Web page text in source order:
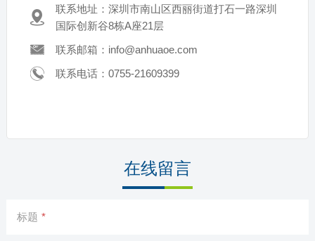
联系地址：深圳市南山区西丽街道打石一路深圳
国际创新谷8栋A座21层
联系邮箱：info@anhuaoe.com
联系电话：0755-21609399
在线留言
标题 *